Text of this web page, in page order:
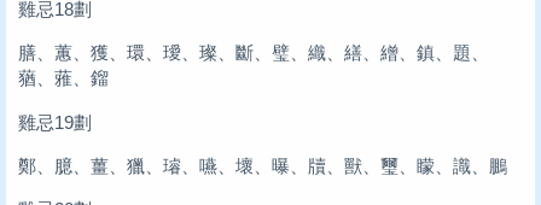
雞忌18劃
膳、蕙、獲、環、璦、璨、斷、璧、織、繕、繒、鎮、題、
蕕、蕥、鎦
雞忌19劃
鄭、臆、薑、獵、璿、嚥、壞、曝、牘、獸、璽、矇、識、鵬